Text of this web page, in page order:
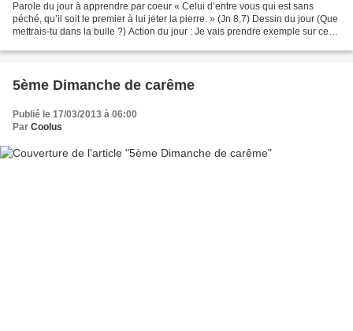
Parole du jour à apprendre par coeur « Celui d’entre vous qui est sans
péché, qu’il soit le premier à lui jeter la pierre. » (Jn 8,7) Dessin du jour (Que
mettrais-tu dans la bulle ?) Action du jour : Je vais prendre exemple sur ceux
5ème Dimanche de carême
Publié le 17/03/2013 à 06:00
Par Coolus